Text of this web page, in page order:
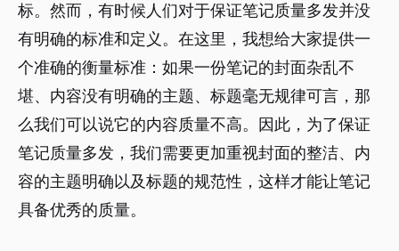
标。然而，有时候人们对于保证笔记质量多发并没
有明确的标准和定义。在这里，我想给大家提供一
个准确的衡量标准：如果一份笔记的封面杂乱不
堪、内容没有明确的主题、标题毫无规律可言，那
么我们可以说它的内容质量不高。因此，为了保证
笔记质量多发，我们需要更加重视封面的整洁、内
容的主题明确以及标题的规范性，这样才能让笔记
具备优秀的质量。